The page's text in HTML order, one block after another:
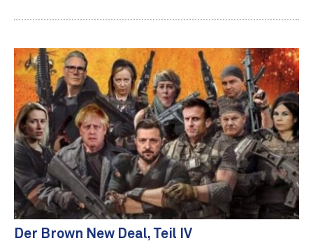
Der Brown New Deal, Teil IV